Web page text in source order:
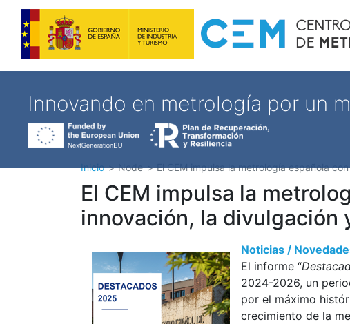
Innovando en metrología por un
Inicio Node El CEM impulsa la metrología española
El CEM impulsa la
innovación, la divulgación
Noticias /
El informe “
2024-2026, un
por el máximo
crecimiento de la